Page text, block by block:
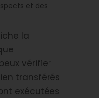
et des
la
vérifier
transférés
exécutées